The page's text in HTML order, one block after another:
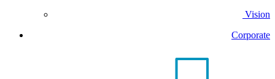
Vision
Corporate